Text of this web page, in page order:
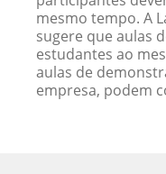
mesmo tempo. A
sugere que aulas
estudantes ao
aulas de
empresa, podem